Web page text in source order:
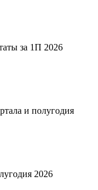
за 1П 2026
и полугодия
2026